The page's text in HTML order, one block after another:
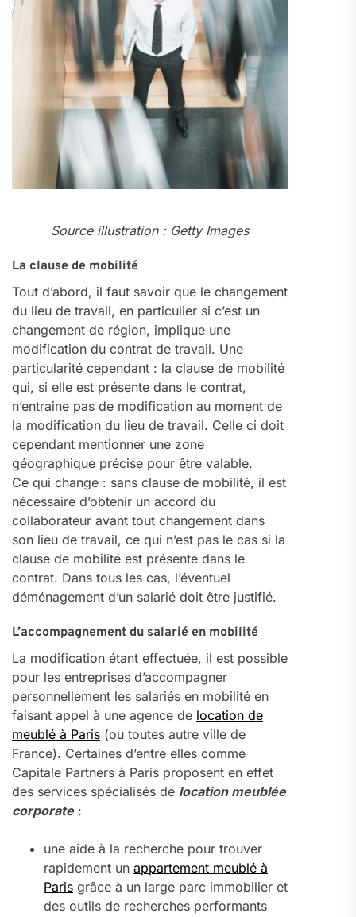
Source illustration : Getty Images
La clause de mobilité
Tout d’abord, il faut savoir que le changement
du lieu de travail, en particulier si c’est un
changement de région, implique une
modification du contrat de travail. Une
particularité cependant : la clause de mobilité
qui, si elle est présente dans le contrat,
n’entraine pas de modification au moment de
la modification du lieu de travail. Celle ci doit
cependant mentionner une zone
géographique précise pour être valable.
Ce qui change : sans clause de mobilité, il est
nécessaire d’obtenir un accord du
collaborateur avant tout changement dans
son lieu de travail, ce qui n’est pas le cas si la
clause de mobilité est présente dans le
contrat. Dans tous les cas, l’éventuel
déménagement d’un salarié doit être justifié.
L’accompagnement du salarié en mobilité
La modification étant effectuée, il est possible
pour les entreprises d’accompagner
personnellement les salariés en mobilité en
faisant appel à une agence de location de
meublé à Paris (ou toutes autre ville de
France). Certaines d’entre elles comme
Capitale Partners à Paris proposent en effet
des services spécialisés de location meublée
corporate:
une aide à la recherche pour trouver
rapidement un appartement meublé à
Paris grâce à un large parc immobilier et
des outils de recherches performants